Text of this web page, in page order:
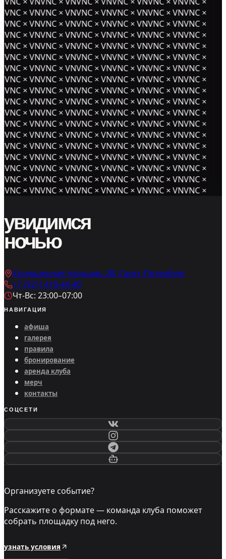
× VNVNC × VNVNC × VNVNC × VNVNC × VNVNC ×
× VNVNC × VNVNC × VNVNC × VNVNC × VNVNC ×
× VNVNC × VNVNC × VNVNC × VNVNC × VNVNC ×
× VNVNC × VNVNC × VNVNC × VNVNC × VNVNC ×
× VNVNC × VNVNC × VNVNC × VNVNC × VNVNC ×
× VNVNC × VNVNC × VNVNC × VNVNC × VNVNC ×
× VNVNC × VNVNC × VNVNC × VNVNC × VNVNC ×
× VNVNC × VNVNC × VNVNC × VNVNC × VNVNC ×
× VNVNC × VNVNC × VNVNC × VNVNC × VNVNC ×
× VNVNC × VNVNC × VNVNC × VNVNC × VNVNC ×
× VNVNC × VNVNC × VNVNC × VNVNC × VNVNC ×
× VNVNC × VNVNC × VNVNC × VNVNC × VNVNC ×
× VNVNC × VNVNC × VNVNC × VNVNC × VNVNC ×
× VNVNC × VNVNC × VNVNC × VNVNC × VNVNC ×
× VNVNC × VNVNC × VNVNC × VNVNC × VNVNC ×
× VNVNC × VNVNC × VNVNC × VNVNC × VNVNC ×
× VNVNC × VNVNC × VNVNC × VNVNC × VNVNC ×
увидимся
ночью
Конюшенная площадь 2В, Санкт-Петербург
+7 (921) 410-44-40
Чт-Вс: 23:00–07:00
НАВИГАЦИЯ
афиша
галерея
правила
бронирование
аренда клуба
мерч
контакты
СОЦСЕТИ
Организуете событие?
Расскажите о формате — команда клуба поможет
собрать площадку под него.
узнать условия